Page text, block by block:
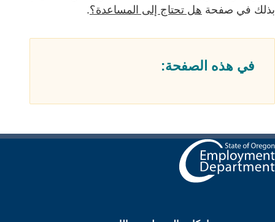
بذلك في صفحة هل تحتاج إلى المساعدة؟.
في هذه الصفحة: